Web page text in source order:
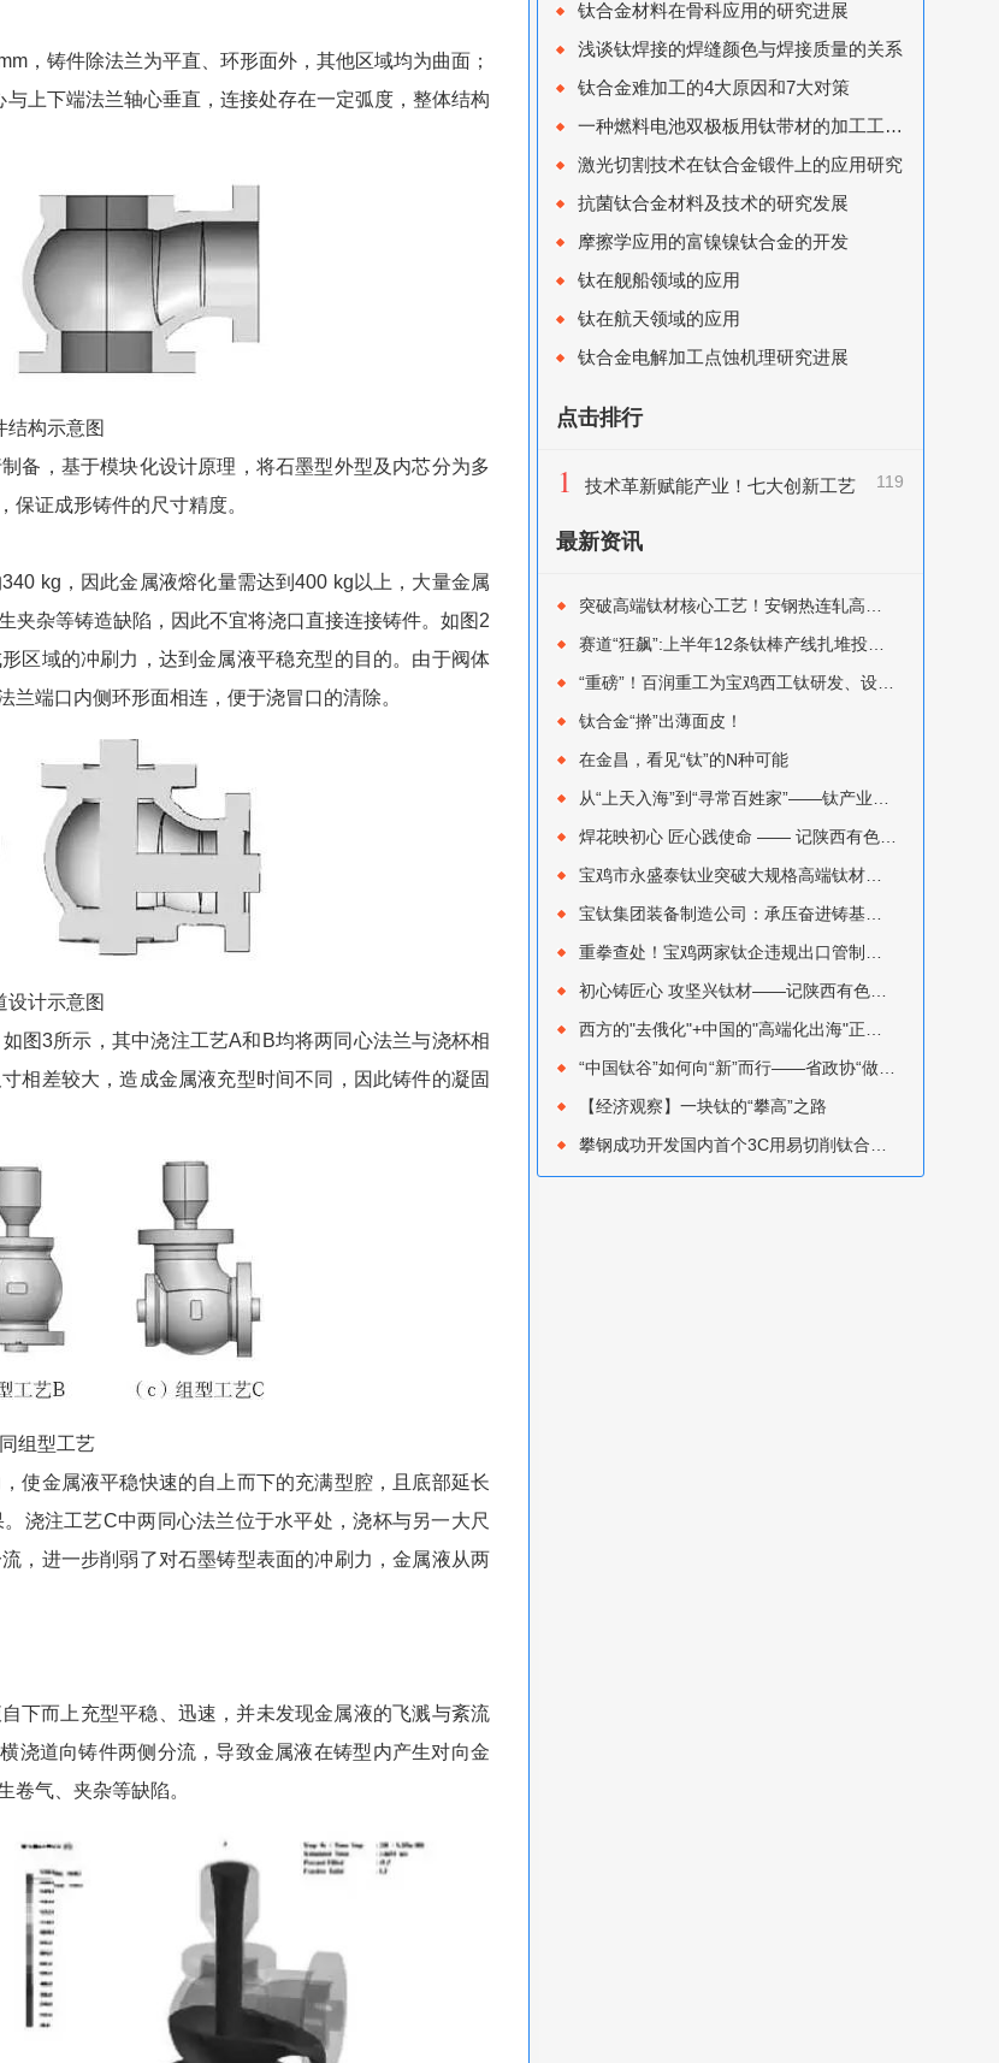
铸件除法兰为平直、环形面外，其他区域均为曲面；
上下端法兰轴心垂直，连接处存在一定弧度，整体结构
结构示意图
，基于模块化设计原理，将石墨型外型及内芯分为多
证成形铸件的尺寸精度。
kg，因此金属液熔化量需达到400 kg以上，大量金属
夹杂等铸造缺陷，因此不宜将浇口直接连接铸件。如图2
区域的冲刷力，达到金属液平稳充型的目的。由于阀体
端口内侧环形面相连，便于浇冒口的清除。
计示意图
3所示，其中浇注工艺A和B均将两同心法兰与浇杯相
相差较大，造成金属液充型时间不同，因此铸件的凝固
组型工艺
金属液平稳快速的自上而下的充满型腔，且底部延长
浇注工艺C中两同心法兰位于水平处，浇杯与另一大尺
，进一步削弱了对石墨铸型表面的冲刷力，金属液从两
而上充型平稳、迅速，并未发现金属液的飞溅与紊流
浇道向铸件两侧分流，导致金属液在铸型内产生对向金
卷气、夹杂等缺陷。
钛合金材料在骨科应用的研究进展
浅谈钛焊接的焊缝颜色与焊接质量的关系
钛合金难加工的4大原因和7大对策
一种燃料电池双极板用钛带材的加工工艺研究
激光切割技术在钛合金锻件上的应用研究
抗菌钛合金材料及技术的研究发展
摩擦学应用的富镍镍钛合金的开发
钛在舰船领域的应用
钛在航天领域的应用
钛合金电解加工点蚀机理研究进展
点击排行
119
1
技术革新赋能产业！七大创新工艺
最新资讯
钛合金“擀”出薄面皮！
在金昌，看见“钛”的N种可能
【经济观察】一块钛的“攀高”之路